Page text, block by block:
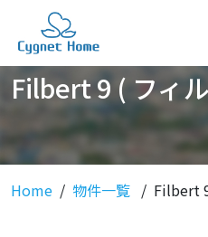
Filbert 9 ( フィ
Home 物件一覧 Filbert